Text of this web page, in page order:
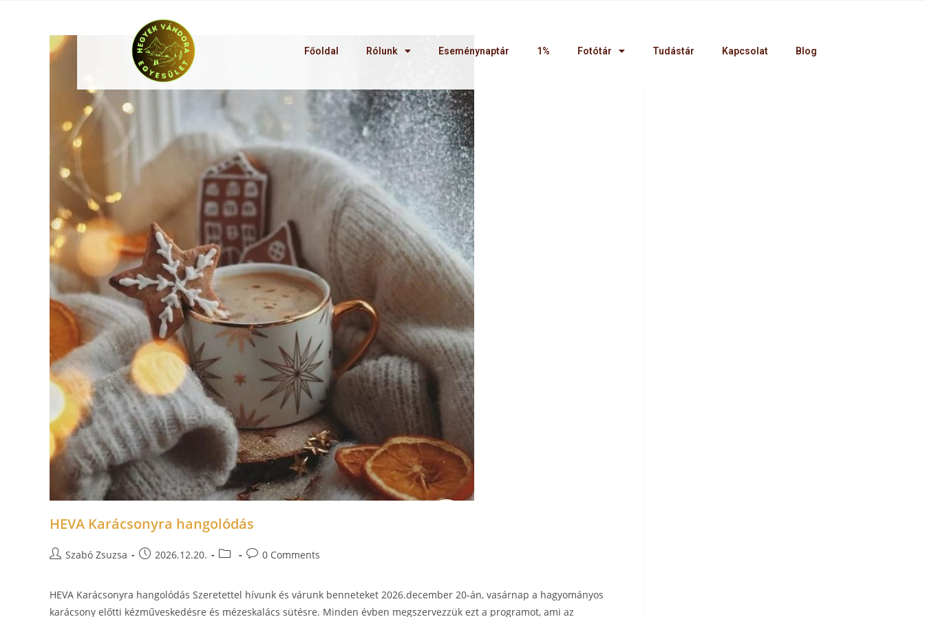
Főoldal Rólunk Eseménynaptár 1% Fotótár Tudástár Kapcsolat Blog
HEVA Karácsonyra hangolódás
Szabó Zsuzsa 2026.12.20. 0 Comments
HEVA Karácsonyra hangolódás Szeretettel hívunk és várunk benneteket 2026.december 20-án, vasárnap a hagyományos
karácsony előtti kézműveskedésre és mézeskalács sütésre. Minden évben megszervezzük ezt a programot, ami az